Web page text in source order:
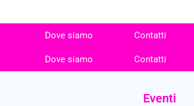
Dove siamo Contatti
Dove siamo Contatti
Eventi